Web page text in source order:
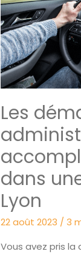
Les
dans
Lyon
22 août 2023 / 3
Vous avez pris la